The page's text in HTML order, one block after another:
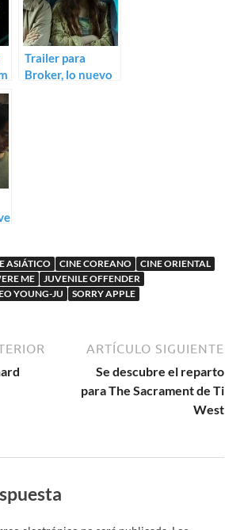
Trailer para
Broker, lo nuevo
ASIÁTICO CINE COREANO
CINE ORIENTAL
ME
JUVENILE OFFENDER
YOUNG-JU SORRY APPLE
ARTÍCULO SIGUIENTE
Se descubre el reparto
para The Sacrament de Ti
West